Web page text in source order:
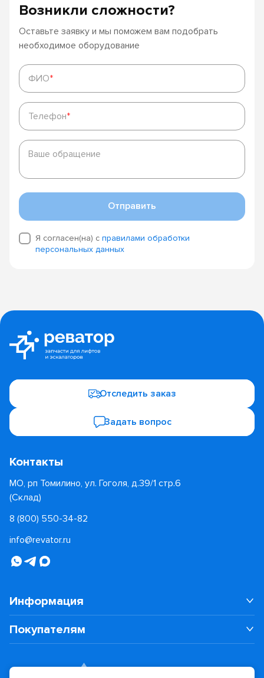
Возникли сложности?
Оставьте заявку и мы поможем вам подобрать
необходимое оборудование
ФИО*
ФИО*
Телефон*
Телефон*
Ваше
обращение
Ваше обращение
Отправить
Я согласен(на) с правилами обработки
персональных данных
Отследить заказ
Задать вопрос
Контакты
МО, рп Томилино, ул. Гоголя, д.39/1 стр.6
(Склад)
8 (800) 550-34-82
info@revator.ru
Информация
Покупателям